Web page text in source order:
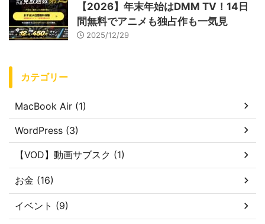
【2026】年末年始はDMM TV！14日
間無料でアニメも独占作も一気見
2025/12/29
カテゴリー
MacBook Air (1)
WordPress (3)
【VOD】動画サブスク (1)
お金 (16)
イベント (9)